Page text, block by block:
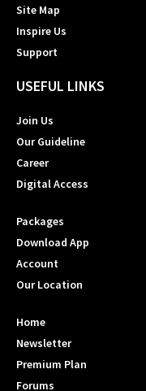
Site Map
Inspire Us
Support
USEFUL LINKS
Join Us
Our Guideline
Career
Digital Access
Packages
Download App
Account
Our Location
Home
Newsletter
Premium Plan
Forums